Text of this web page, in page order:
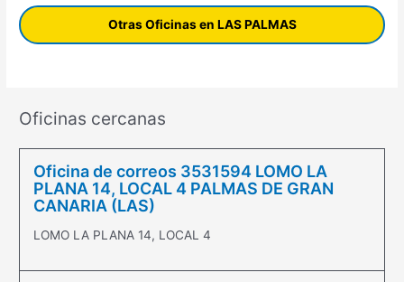
Otras Oficinas en LAS PALMAS
Oficinas cercanas
Oficina de correos 3531594 LOMO LA
PLANA 14, LOCAL 4 PALMAS DE GRAN
CANARIA (LAS)
LOMO LA PLANA 14, LOCAL 4